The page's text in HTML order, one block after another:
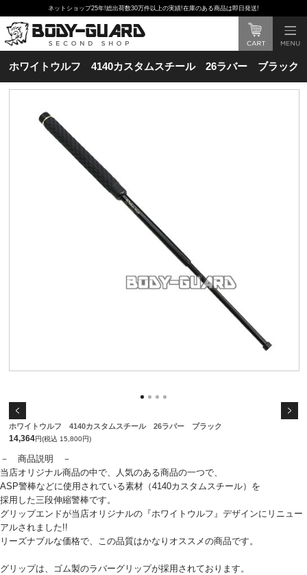
ネットショップ25年!総出荷数30万件以上の実績!在庫のある商品は即日発送!
ホワイトウルフ 4140カスタムスチール 26ラバー ブラック
ホワイトウルフ 4140カスタムスチール 26ラバー ブラック
14,364円(税込 15,800円)
－ 商品説明 －
当店オリジナル商品の中で、人気のある商品の一つで、
ASP警棒などに使用されている素材（4140カスタムスチール）を
採用した三段伸縮警棒です。
グリップエンドが当店オリジナルの『ホワイトウルフ』デザインにリニュー
アルされました!!
リーズナブルな価格で、この品質はかなりオススメの商品です。
グリップは、ゴム製のラバーグリップが採用されております。